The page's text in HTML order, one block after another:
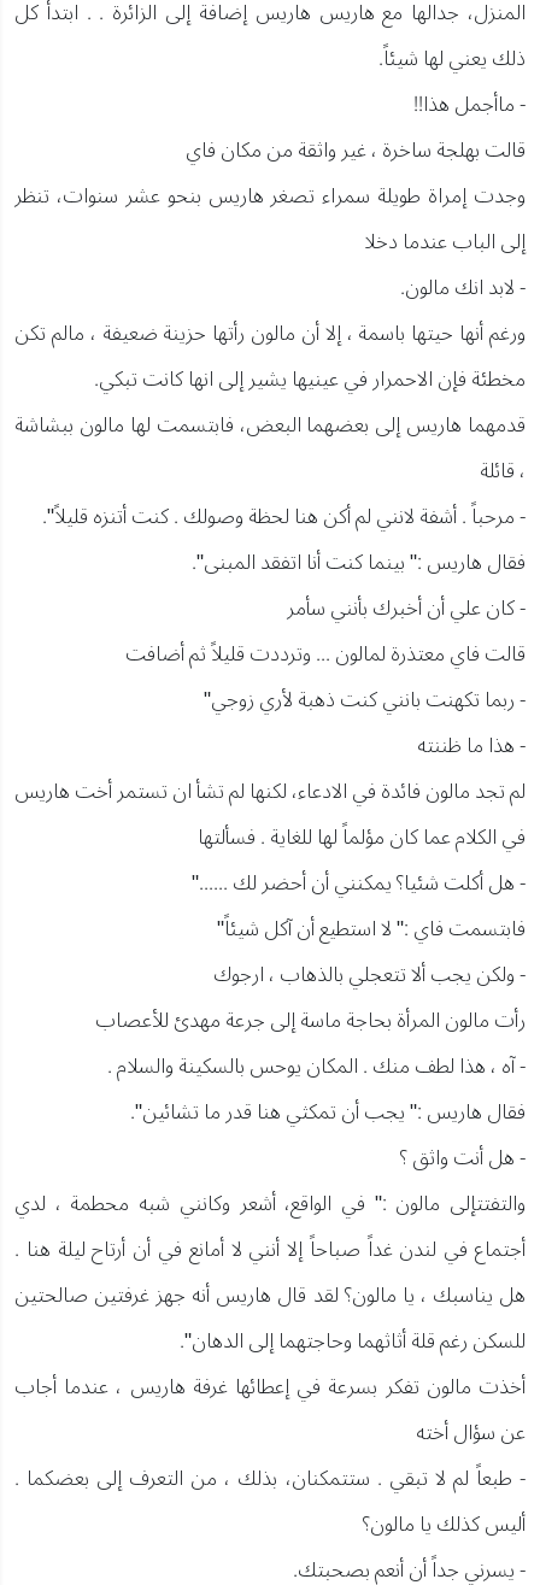
المنزل، جدالها مع هاريس هاريس إضافة إلى الزائرة . . ابتدأ كل
ذلك يعني لها شيئاً.
- ماأجمل هذا!!
قالت بهلجة ساخرة ، غير واثقة من مكان فاي
وجدت إمراة طويلة سمراء تصغر هاريس بنحو عشر سنوات، تنظر
إلى الباب عندما دخلا
- لابد انك مالون.
ورغم أنها حيتها باسمة ، إلا أن مالون رأتها حزينة ضعيفة ، مالم تكن
مخطئة فإن الاحمرار في عينيها يشير إلى انها كانت تبكي.
قدمهما هاريس إلى بعضهما البعض، فابتسمت لها مالون ببشاشة
، قائلة
- مرحباً . أشفة لانني لم أكن هنا لحظة وصولك . كنت أتنزه قليلاً".
فقال هاريس :" بينما كنت أنا اتفقد المبنى".
- كان علي أن أخبرك بأنني سأمر
قالت فاي معتذرة لمالون ... وترددت قليلاً ثم أضافت
- ربما تكهنت بانني كنت ذهبة لأري زوجي"
- هذا ما ظننته
لم تجد مالون فائدة في الادعاء، لكنها لم تشأ ان تستمر أخت هاريس
في الكلام عما كان مؤلماً لها للغاية . فسألتها
- هل أكلت شئيا؟ يمكنني أن أحضر لك ......"
فابتسمت فاي :" لا استطيع أن آكل شيئاً"
- ولكن يجب ألا تتعجلي بالذهاب ، ارجوك
رأت مالون المرأة بحاجة ماسة إلى جرعة مهدئ للأعصاب
- آه ، هذا لطف منك . المكان يوحس بالسكينة والسلام .
فقال هاريس :" يجب أن تمكثي هنا قدر ما تشائين".
- هل أنت واثق ؟
والتفتتإلى مالون :" في الواقع، أشعر وكانني شبه محطمة ، لدي
أجتماع في لندن غداً صباحاً إلا أنني لا أمانع في أن أرتاح ليلة هنا .
هل يناسبك ، يا مالون؟ لقد قال هاريس أنه جهز غرفتين صالحتين
للسكن رغم قلة أثاثهما وحاجتهما إلى الدهان".
أخذت مالون تفكر بسرعة في إعطائها غرفة هاريس ، عندما أجاب
عن سؤال أخته
- طبعاً لم لا تبقي . ستتمكنان، بذلك ، من التعرف إلى بعضكما .
أليس كذلك يا مالون؟
- يسرني جداً أن أنعم بصحبتك.